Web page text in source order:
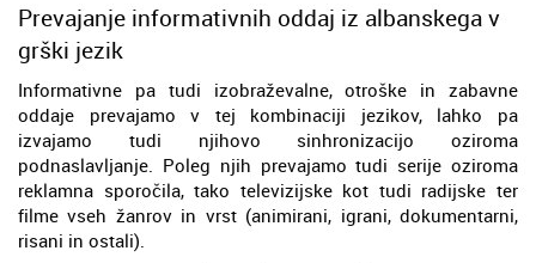
Prevajanje informativnih oddaj iz albanskega v
grški jezik
Informativne pa tudi izobraževalne, otroške in zabavne
oddaje prevajamo v tej kombinaciji jezikov, lahko pa
izvajamo tudi njihovo sinhronizacijo oziroma
podnaslavljanje. Poleg njih prevajamo tudi serije oziroma
reklamna sporočila, tako televizijske kot tudi radijske ter
filme vseh žanrov in vrst (animirani, igrani, dokumentarni,
risani in ostali).